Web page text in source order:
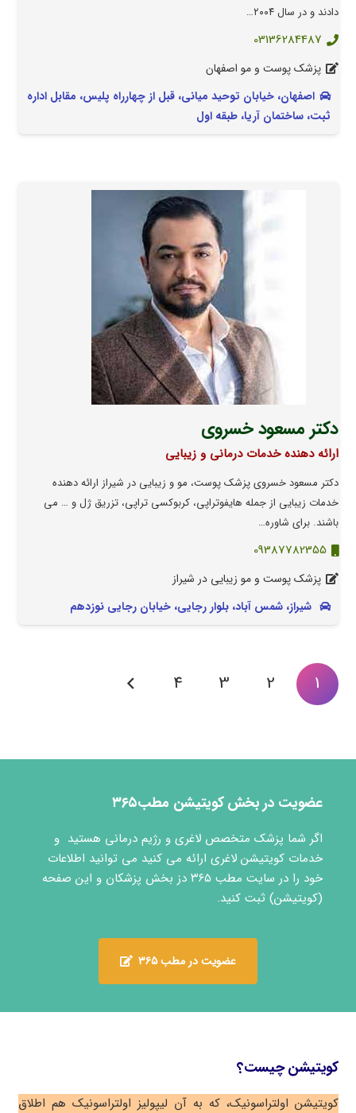
دادند و در سال ۲۰۰۴…
03136284487
پزشک پوست و مو اصفهان
اصفهان، خیابان توحید میانی، قبل از چهارراه پلیس، مقابل اداره
ثبت، ساختمان آریا، طبقه اول
دکتر مسعود خسروی
ارائه دهنده خدمات درمانی و زیبایی
دکتر مسعود خسروی پزشک پوست، مو و زیبایی در شیراز ارائه دهنده
خدمات زیبایی از جمله هایفوتراپی، کربوکسی تراپی، تزریق ژل و … می
باشند. برای شاوره…
09387782355
پزشک پوست و مو زیبایی در شیراز
شیراز، شمس آباد، بلوار رجایی، خیابان رجایی نوزدهم
1
2
3
4
عضویت در بخش کویتیشن مطب۳۶۵
اگر شما پزشک متخصص لاغری و رژیم درمانی هستید و
خدمات کویتیشن لاغری ارائه می کنید می توانید اطلاعات
خود را در سایت مطب ۳۶۵ دز بخش پزشکان و این صفحه
(کویتیشن) ثبت کنید.
عضویت در مطب ۳۶۵
کویتیشن چیست؟
کویتیشن اولتراسونیک، که به آن لیپولیز اولتراسونیک هم اطلاق